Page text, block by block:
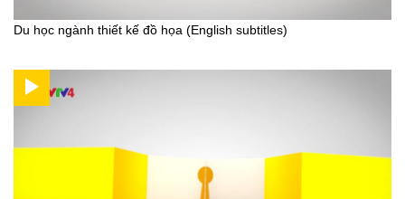
Du học ngành thiết kế đồ họa (English subtitles)